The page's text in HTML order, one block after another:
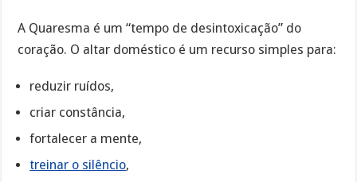
A Quaresma é um “tempo de desintoxicação” do
coração. O altar doméstico é um recurso simples para:
reduzir ruídos,
criar constância,
fortalecer a mente,
treinar o silêncio,